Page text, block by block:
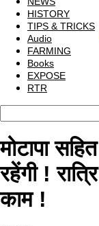
HISTORY
TIPS & TRICKS
Audio
FARMING
Books
EXPOSE
RTR
मोटापा
रहेंगी !
काम !